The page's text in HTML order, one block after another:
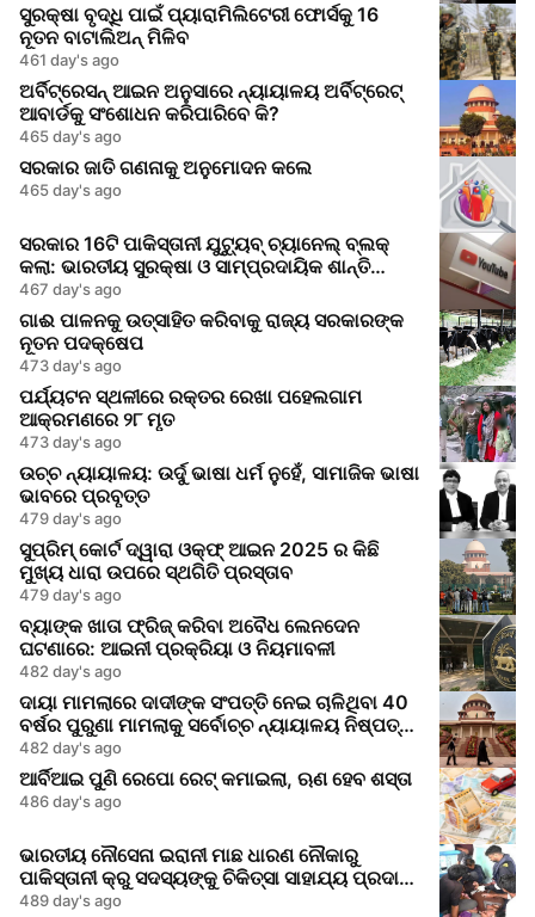
ସୁରକ୍ଷା ବୃଦ୍ଧି ପାଇଁ ପ୍ୟାରାମିଲିଟେରୀ ଫୋର୍ସକୁ 16
ନୂତନ ବାଟାଲିଅନ୍ ମିଳିବ
461 day's ago
ଅର୍ବିଟ୍ରେସନ୍ ଆଇନ ଅନୁସାରେ ନ୍ୟାୟାଳୟ ଅର୍ବିଟ୍ରେଟ୍
ଆବାର୍ଡକୁ ସଂଶୋଧନ କରିପାରିବେ କି?
465 day's ago
ସରକାର ଜାତି ଗଣନାକୁ ଅନୁମୋଦନ କଲେ
465 day's ago
ସରକାର 16ଟି ପାକିସ୍ତାନୀ ଯୁଟ୍ୟୁବ୍ ଚ୍ୟାନେଲ୍ ବ୍ଲକ୍
କଲା: ଭାରତୀୟ ସୁରକ୍ଷା ଓ ସାମ୍ପ୍ରଦାୟିକ ଶାନ୍ତି
ଉପରେ ଭ୍ରମ ତଥ୍ୟ ପ୍ରଚାର
467 day's ago
ଗାଈ ପାଳନକୁ ଉତ୍ସାହିତ କରିବାକୁ ରାଜ୍ୟ ସରକାରଙ୍କ
ନୂତନ ପଦକ୍ଷେପ
473 day's ago
ପର୍ଯ୍ୟଟନ ସ୍ଥଳୀରେ ରକ୍ତର ରେଖା ପହେଲଗାମ
ଆକ୍ରମଣରେ ୨୮ ମୃତ
473 day's ago
ଉଚ୍ଚ ନ୍ୟାୟାଳୟ: ଉର୍ଦୁ ଭାଷା ଧର୍ମ ନୁହେଁ, ସାମାଜିକ ଭାଷା
ଭାବରେ ପ୍ରବୃତ୍ତ
479 day's ago
ସୁପ୍ରିମ୍ କୋର୍ଟ ଦ୍ୱାରା ଓକ୍‌ଫ୍ ଆଇନ 2025 ର କିଛି
ମୁଖ୍ୟ ଧାରା ଉପରେ ସ୍ଥଗିତି ପ୍ରସ୍ତାବ
479 day's ago
ବ୍ୟାଙ୍କ ଖାତା ଫ୍ରିଜ୍ କରିବା ଅବୈଧ ଲେନଦେନ
ଘଟଣାରେ: ଆଇନୀ ପ୍ରକ୍ରିୟା ଓ ନିୟମାବଳୀ
482 day's ago
ଦାୟା ମାମଲାରେ ଦାଦୀଙ୍କ ସଂପତ୍ତି ନେଇ ଚାଳିଥିବା 40
ବର୍ଷର ପୁରୁଣା ମାମଲାକୁ ସର୍ବୋଚ୍ଚ ନ୍ୟାୟାଳୟ ନିଷ୍ପତ୍ତି
କଲା
482 day's ago
ଆର୍ବିଆଇ ପୁଣି ରେପୋ ରେଟ୍ କମାଇଲା, ଋଣ ହେବ ଶସ୍ତା
486 day's ago
ଭାରତୀୟ ନୌସେନା ଇରାନୀ ମାଛ ଧାରଣ ନୌକାରୁ
ପାକିସ୍ତାନୀ କ୍ରୁ ସଦସ୍ୟଙ୍କୁ ଚିକିତ୍ସା ସାହାଯ୍ୟ ପ୍ରଦାନ
କଲେ
489 day's ago